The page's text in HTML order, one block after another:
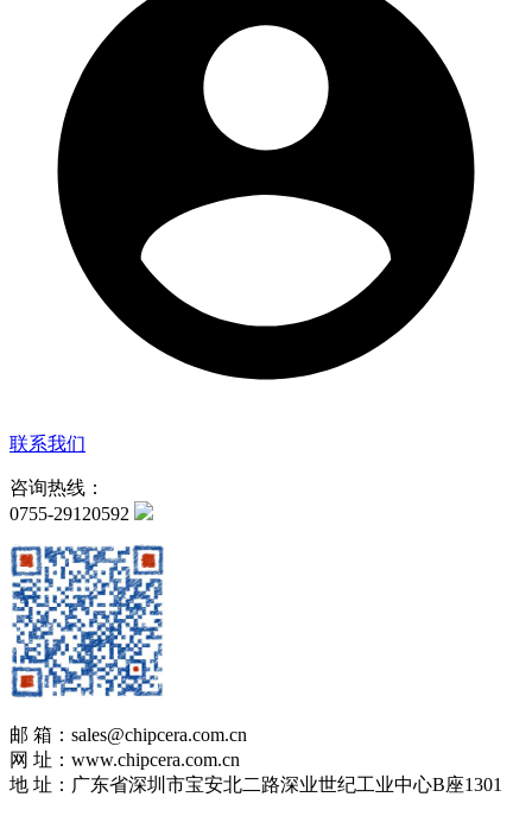
联系我们
咨询热线：
0755-29120592
邮 箱：sales@chipcera.com.cn
网 址：www.chipcera.com.cn
地 址：广东省深圳市宝安北二路深业世纪工业中心B座1301